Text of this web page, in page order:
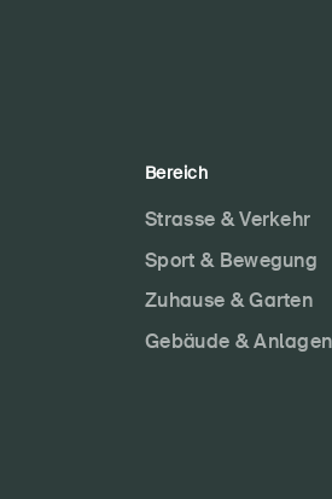
Bereich
Strasse & Verkehr
Sport & Bewegung
Zuhause & Garten
Gebäude & Anlagen